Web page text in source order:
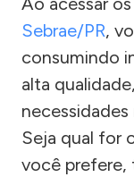
Sebrae/PR,
consumindo
alta
Seja qual for
você prefere,